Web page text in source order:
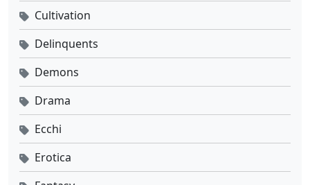
Cultivation
Delinquents
Demons
Drama
Ecchi
Erotica